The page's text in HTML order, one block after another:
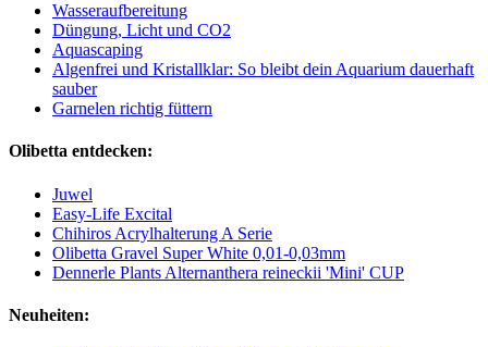
Wasseraufbereitung
Düngung, Licht und CO2
Aquascaping
Algenfrei und Kristallklar: So bleibt dein Aquarium dauerhaft
sauber
Garnelen richtig füttern
Olibetta entdecken:
Juwel
Easy-Life Excital
Chihiros Acrylhalterung A Serie
Olibetta Gravel Super White 0,01-0,03mm
Dennerle Plants Alternanthera reineckii 'Mini' CUP
Neuheiten: